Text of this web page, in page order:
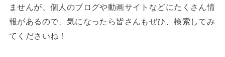
ませんが、個人のブログや動画サイトなどにたくさん情
報があるので、気になったら皆さんもぜひ、検索してみ
てくださいね！